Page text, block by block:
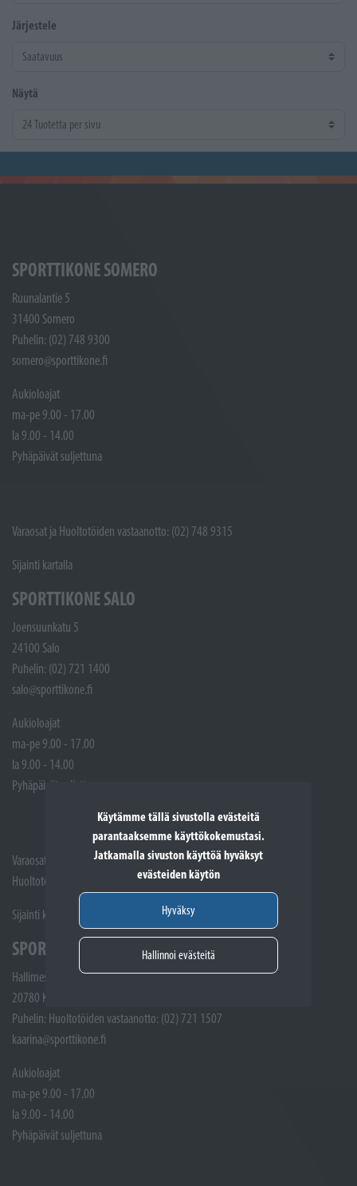
Käytämme tällä sivustolla evästeitä
parantaaksemme käyttökokemustasi.
Jatkamalla sivuston käyttöä hyväksyt
evästeiden käytön
Hyväksy
Hallinnoi evästeitä
Järjestele
Näytä
SPORTTIKONE SOMERO
Ruunalantie 5
31400 Somero
Puhelin: (02) 748 9300
somero@sporttikone.fi
Aukioloajat
ma-pe 9.00 - 17.00
la 9.00 - 14.00
Pyhäpäivät suljettuna
Varaosat ja Huoltotöiden vastaanotto: (02) 748 9315
Sijainti kartalla
SPORTTIKONE SALO
Joensuunkatu 5
24100 Salo
Puhelin: (02) 721 1400
salo@sporttikone.fi
Aukioloajat
ma-pe 9.00 - 17.00
la 9.00 - 14.00
Pyhäpäivät suljettuna
Varaosat: (02) 721 1407
Huoltotöiden vastaanotto: 02 7211405
Sijainti kartalla
SPORTTIKONE KAARINA
Hallimestarinkatu 4
20780 Kaarina
Puhelin: Huoltotöiden vastaanotto: (02) 721 1507
kaarina@sporttikone.fi
Aukioloajat
ma-pe 9.00 - 17.00
la 9.00 - 14.00
Pyhäpäivät suljettuna